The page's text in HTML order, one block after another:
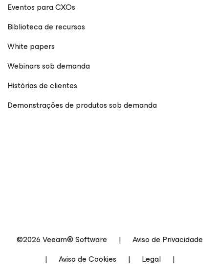
Eventos para CXOs
Biblioteca de recursos
White papers
Webinars sob demanda
Histórias de clientes
Demonstrações de produtos sob demanda
©2026 Veeam® Software |
Aviso de Privacidade
|
Aviso de Cookies | Legal |